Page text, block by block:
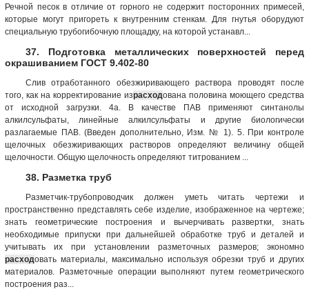
Речной песок в отличие от горного не содержит посторонних примесей,
которые могут пригореть к внутренним стенкам. Для гнутья оборудуют
специальную трубогибочную площадку, на которой устанавл...
37. Подготовка металлических поверхностей перед
окрашиванием ГОСТ 9.402-80
Слив отработанного обезжиривающего раствора проводят после
того, как на корректирование израсходована половина моющего средства
от исходной загрузки. 4а. В качестве ПАВ применяют синтанолы
алкилсульфаты, линейные алкилсульфаты и другие биологически
разлагаемые ПАВ. (Введен дополнительно, Изм. № 1). 5. При контроле
щелочных обезжиривающих растворов определяют величину общей
щелочности. Общую щелочность определяют титрованием ...
38. Разметка труб
Разметчик-трубопроводчик должен уметь читать чертежи и
пространственно представлять себе изделие, изображенное на чертеже;
знать геометрические построения и вычерчивать развертки, знать
необходимые припуски при дальнейшей обработке труб и деталей и
учитывать их при установлении разметочных размеров; экономно
расходовать материалы, максимально используя обрезки труб и других
материалов. Разметочные операции выполняют путем геометрического
построения раз...